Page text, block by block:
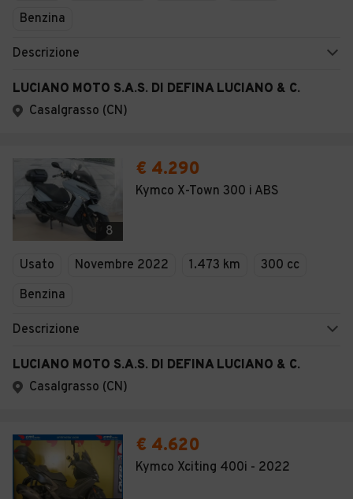
Benzina
Descrizione
LUCIANO MOTO S.A.S. DI DEFINA LUCIANO & C.
Casalgrasso (CN)
8
€ 4.290
Kymco X-Town 300 i ABS
Usato Novembre 2022 1.473 km
300 cc
Benzina
Descrizione
LUCIANO MOTO S.A.S. DI DEFINA LUCIANO & C.
Casalgrasso (CN)
€ 4.620
Kymco Xciting 400i - 2022